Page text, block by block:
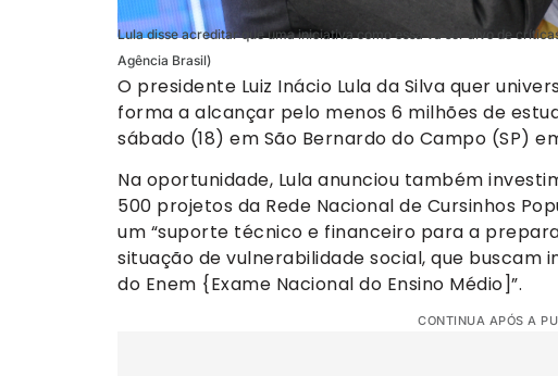
Lula disse acreditar que uma iniciativa como essa vá ser alvo de
Agência Brasil)
O presidente Luiz Inácio Lula da Silva quer
forma a alcançar pelo menos 6 milhões de
sábado (18) em São Bernardo do Campo (SP)
Na oportunidade, Lula anunciou também
500 projetos da Rede Nacional de Cursinhos
um “suporte técnico e financeiro para a
situação de vulnerabilidade social, que buscam
do Enem {Exame Nacional do Ensino Médio]”.
CONTINUA APÓS A